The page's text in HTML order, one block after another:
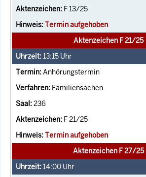
F 13/25
Termin aufgehoben
Aktenzeichen F 21/25
13:15 Uhr
Anhörungstermin
Familiensachen
236
F 21/25
Termin aufgehoben
Aktenzeichen F 27/25
14:00 Uhr